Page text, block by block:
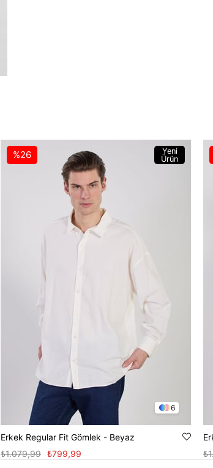
6
Erkek Regular Fit Gömlek - Beyaz
₺799,99
₺1.079,99
%26
Yeni
Ürün